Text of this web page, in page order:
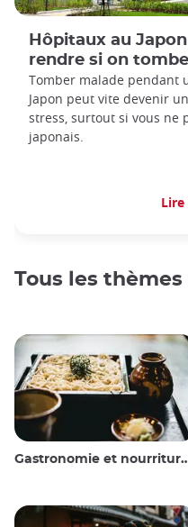
Hôpitaux au
rendre si on
Tomber malade pendant
Japon peut vite devenir
stress, surtout si vous ne
japonais.
Tous les
Gastronomie et nourriture japonaise